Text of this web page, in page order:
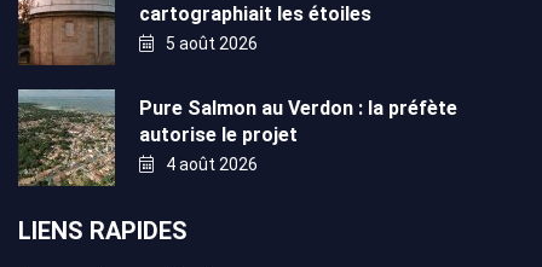
cartographiait les étoiles
5 août 2026
Pure Salmon au Verdon : la préfète
autorise le projet
4 août 2026
LIENS RAPIDES